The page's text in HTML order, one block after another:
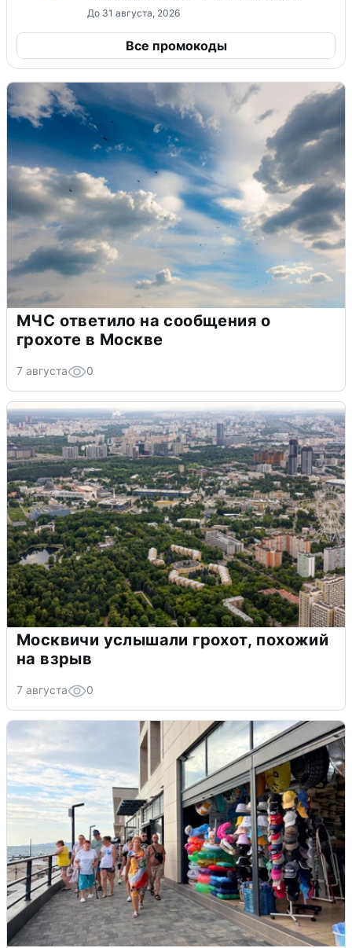
До 31 августа, 2026
Все промокоды
МЧС ответило на сообщения о
грохоте в Москве
7 августа 0
Москвичи услышали грохот, похожий
на взрыв
7 августа 0